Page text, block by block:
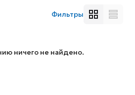
Фильтры
ничего не найдено.